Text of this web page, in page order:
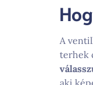
A
terhek